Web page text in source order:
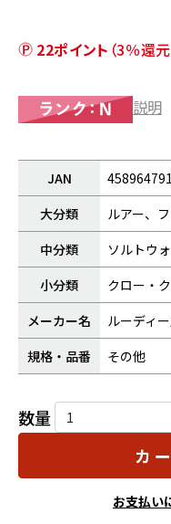
22ポイント （3％還元
説明
JAN
大分類
ルアー、
中分類
ソルトウ
小分類
クロー・
メーカー名
ルーディ
規格・品番
その他
数量
カ
お支払い